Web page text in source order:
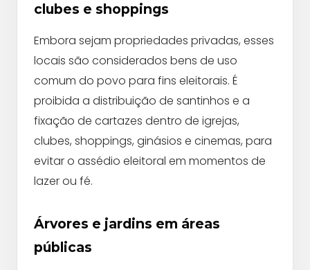
clubes e shoppings
Embora sejam propriedades privadas, esses
locais são considerados bens de uso
comum do povo para fins eleitorais. É
proibida a distribuição de santinhos e a
fixação de cartazes dentro de igrejas,
clubes, shoppings, ginásios e cinemas, para
evitar o assédio eleitoral em momentos de
lazer ou fé.
Árvores e jardins em áreas
públicas